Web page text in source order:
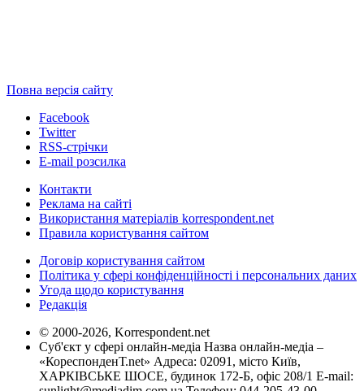
Повна версія сайту
Facebook
Twitter
RSS-стрічки
E-mail розсилка
Контакти
Реклама на сайті
Використання матеріалів korrespondent.net
Правила користування сайтом
Договір користування сайтом
Політика у сфері конфіденційності і персональних даних
Угода щодо користування
Редакція
© 2000-2026, Korrespondent.net
Суб'єкт у сфері онлайн-медіа Назва онлайн-медіа –
«КореспонденТ.net» Адреса: 02091, місто Київ,
ХАРКІВСЬКЕ ШОСЕ, будинок 172-Б, офіс 208/1 E-mail: